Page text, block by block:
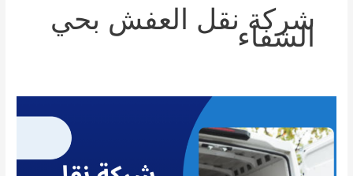
شركة نقل العفش بحي
الشفاء